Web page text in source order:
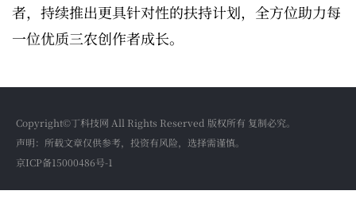
者，持续推出更具针对性的扶持计划，全方位助力每
一位优质三农创作者成长。
Copyright©丁科技网 All Rights Reserved 版权所有 复制必究。
声明：所载文章仅供参考，投资有风险，选择需谨慎。
京ICP备15000486号-1